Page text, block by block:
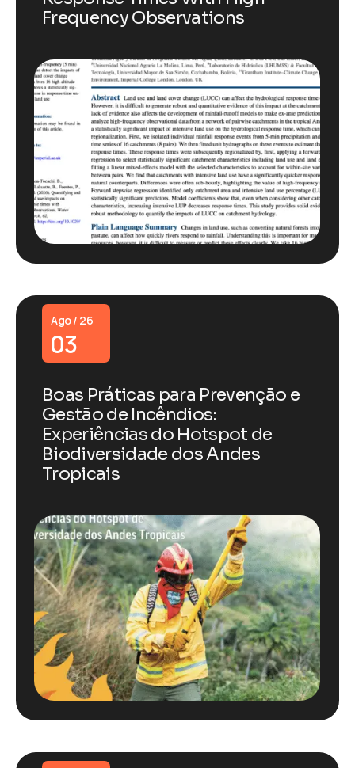
Frequency Observations
Ago / 26
03
Boas Práticas para Prevenção e
Gestão de Incêndios:
Experiências do Hotspot de
Biodiversidade dos Andes
Tropicais